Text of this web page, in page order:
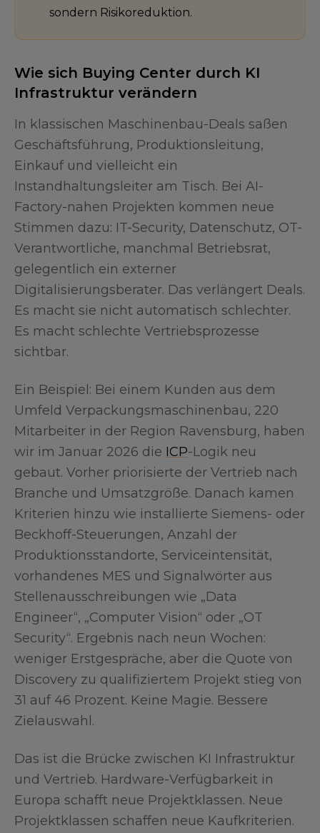
sondern Risikoreduktion.
Wie sich Buying Center durch KI
Infrastruktur verändern
In klassischen Maschinenbau-Deals saßen
Geschäftsführung, Produktionsleitung,
Einkauf und vielleicht ein
Instandhaltungsleiter am Tisch. Bei AI-
Factory-nahen Projekten kommen neue
Stimmen dazu: IT-Security, Datenschutz, OT-
Verantwortliche, manchmal Betriebsrat,
gelegentlich ein externer
Digitalisierungsberater. Das verlängert Deals.
Es macht sie nicht automatisch schlechter.
Es macht schlechte Vertriebsprozesse
sichtbar.
Ein Beispiel: Bei einem Kunden aus dem
Umfeld Verpackungsmaschinenbau, 220
Mitarbeiter in der Region Ravensburg, haben
wir im Januar 2026 die ICP-Logik neu
gebaut. Vorher priorisierte der Vertrieb nach
Branche und Umsatzgröße. Danach kamen
Kriterien hinzu wie installierte Siemens- oder
Beckhoff-Steuerungen, Anzahl der
Produktionsstandorte, Serviceintensität,
vorhandenes MES und Signalwörter aus
Stellenausschreibungen wie „Data
Engineer“, „Computer Vision“ oder „OT
Security“. Ergebnis nach neun Wochen:
weniger Erstgespräche, aber die Quote von
Discovery zu qualifiziertem Projekt stieg von
31 auf 46 Prozent. Keine Magie. Bessere
Zielauswahl.
Das ist die Brücke zwischen KI Infrastruktur
und Vertrieb. Hardware-Verfügbarkeit in
Europa schafft neue Projektklassen. Neue
Projektklassen schaffen neue Kaufkriterien.